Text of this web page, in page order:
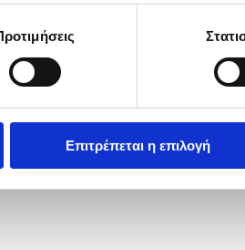
Επιτρέπεται η επιλογή